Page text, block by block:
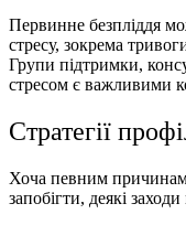
Первинне безпліддя
стресу, зокрема
Групи підтримки,
стресом є важливими
Стратегії
Хоча певним
запобігти, деякі